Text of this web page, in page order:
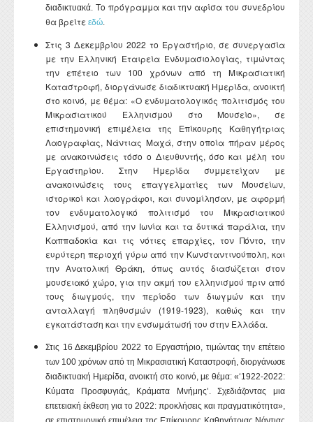
διαδικτυακά. Το πρόγραμμα και την αφίσα του συνεδρίου
θα βρείτε εδώ.
Στις 3 Δεκεμβρίου 2022 το Εργαστήριο, σε συνεργασία
με την Ελληνική Εταιρεία Ενδυμασιολογίας, τιμώντας
την επέτειο των 100 χρόνων από τη Μικρασιατική
Καταστροφή, διοργάνωσε διαδικτυακή Ημερίδα, ανοικτή
στο κοινό, με θέμα: «Ο ενδυματολογικός πολιτισμός του
Μικρασιατικού Ελληνισμού στο Μουσείο», σε
επιστημονική επιμέλεια της Επίκουρης Καθηγήτριας
Λαογραφίας, Νάντιας Μαχά, στην οποία πήραν μέρος
με ανακοινώσεις τόσο ο Διευθυντής, όσο και μέλη του
Εργαστηρίου. Στην Ημερίδα συμμετείχαν με
ανακοινώσεις τους επαγγελματίες των Μουσείων,
ιστορικοί και λαογράφοι, και συνομίλησαν, με αφορμή
τον ενδυματολογικό πολιτισμό του Μικρασιατικού
Ελληνισμού, από την Ιωνία και τα δυτικά παράλια, την
Καππαδοκία και τις νότιες επαρχίες, τον Πόντο, την
ευρύτερη περιοχή γύρω από την Κωνσταντινούπολη, και
την Ανατολική Θράκη, όπως αυτός διασώζεται στον
μουσειακό χώρο, για την ακμή του ελληνισμού πριν από
τους διωγμούς, την περίοδο των διωγμών και την
ανταλλαγή πληθυσμών (1919-1923), καθώς και την
εγκατάσταση και την ενσωμάτωσή του στην Ελλάδα.
Στις 16 Δεκεμβρίου 2022 το Εργαστήριο, τιμώντας την επέτειο
των 100 χρόνων από τη Μικρασιατική Καταστροφή, διοργάνωσε
διαδικτυακή Ημερίδα, ανοικτή στο κοινό, με θέμα: «‘1922-2022:
Κύματα Προσφυγιάς, Κράματα Μνήμης’. Σχεδιάζοντας μια
επετειακή έκθεση για το 2022: προκλήσεις και πραγματικότητα»,